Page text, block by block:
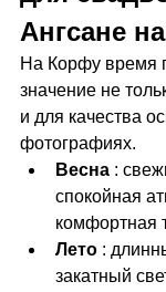
Ангсане
На Корфу время
значение не
и для качества
фотографиях.
Весна :
спокойная
комфортная
Лето :
закатный